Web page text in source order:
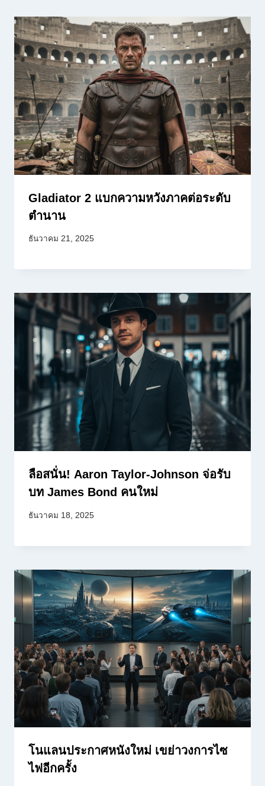
Gladiator 2 แบกความหวังภาคต่อระดับ
ตำนาน
ธันวาคม 21, 2025
ลือสนั่น! Aaron Taylor-Johnson จ่อรับ
บท James Bond คนใหม่
ธันวาคม 18, 2025
โนแลนประกาศหนังใหม่ เขย่าวงการไซ
ไฟอีกครั้ง